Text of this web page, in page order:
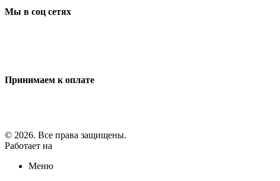
Мы в соц сетях
Принимаем к оплате
© 2026. Все права защищены.
Работает на
Меню